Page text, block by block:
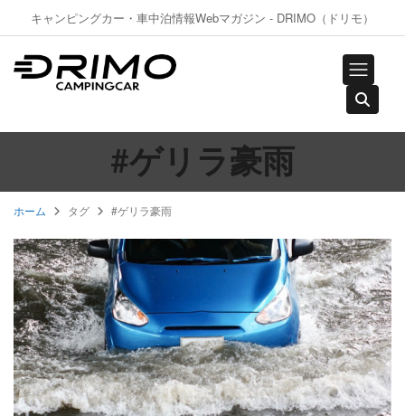
キャンピングカー・車中泊情報Webマガジン - DRIMO（ドリモ）
#ゲリラ豪雨
ホーム タグ #ゲリラ豪雨